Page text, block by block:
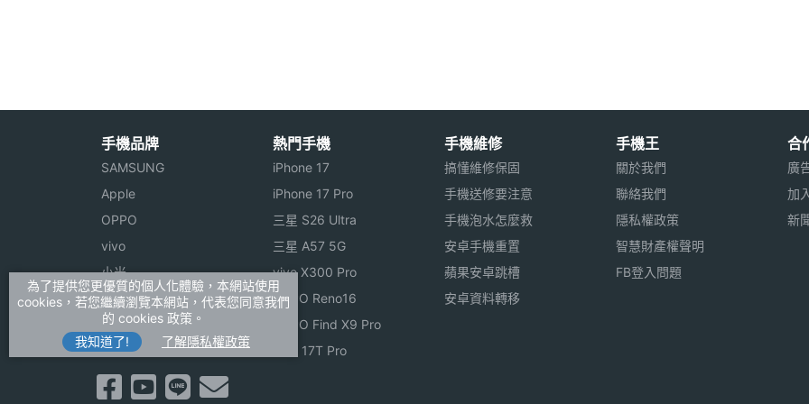
※本文為 SOGI 手機王版權所有，未經授權不得轉載使用※
主螢幕解析度 176*220 pixels
主螢幕色彩 26 萬色
機體規格
機身長度 87 mm(公厘)
機身寬度 43 mm(公厘)
機身厚度 17 mm(公厘)
機身重量
手機品牌
SAMSUNG
Apple
OPPO
vivo
小米
ASUS
Sony
realme
熱門手機
iPhone 17
iPhone 17 Pro
三星 S26 Ultra
三星 A57 5G
vivo X300 Pro
OPPO Reno16
OPPO Find X9 Pro
小米 17T Pro
手機維修
搞懂維修保固
手機送修要注意
手機泡水怎麼救
安卓手機重置
蘋果安卓跳槽
安卓資料轉移
手機王
關於我們
聯絡我們
隱私權政策
智慧財產權聲明
FB登入問題
合
廣
加
新
為了提供您更優質的個人化體驗，本網站使用
cookies，若您繼續瀏覽本網站，代表您同意我們
的 cookies 政策。
我知道了!
了解隱私權政策